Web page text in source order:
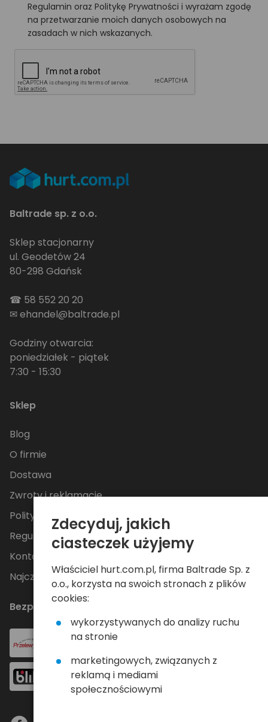
Regulamin oraz Politykę Prywatności i wyrażam zgodę
na przetwarzanie moich danych osobowych na
zasadach w nich wskazanych.
Baltrade sp. z o.o.
Sklep stacjonarny
ul. Geodetów 24
80-298 Gdańsk
☎ 58 552 20 20
✉ehandel@baltrade.pl
Godziny otwarcia:
poniedziałek - piątek
7:30 - 15:30
Sklep
Blog
O firmie
Dostawa
Zwroty i reklamacje
Polityka Prywatności
Regulamin
Kontakt
Najczęściej zadawane pytania
Bezpieczne płatności
Zdecyduj, jakich
ciasteczek użyjemy
Właściciel hurt.com.pl, firma Baltrade Sp. z
o.o., korzysta na swoich stronach z plików
cookies:
wykorzystywanych do analizy ruchu
na stronie
marketingowych, związanych z
reklamą i mediami
społecznościowymi